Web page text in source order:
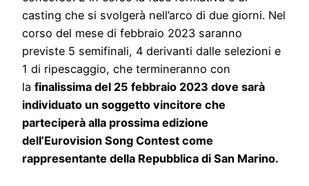
casting che si svolgerà nell’arco di due giorni. Nel
corso del mese di febbraio 2023 saranno
previste 5 semifinali, 4 derivanti dalle selezioni e
1 di ripescaggio, che termineranno con
la finalissima del 25 febbraio 2023 dove sarà
individuato un soggetto vincitore che
parteciperà alla prossima edizione
dell’Eurovision Song Contest come
rappresentante della Repubblica di San Marino.